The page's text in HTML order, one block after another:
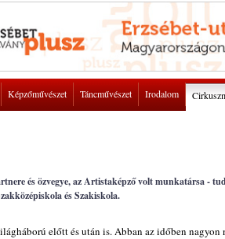
Képzőművészet Táncművészet Irodalom
és özvegye, az Artistaképző volt munkatársa -
és Szakiskola.
előtt és után is. Abban az időben nagyon